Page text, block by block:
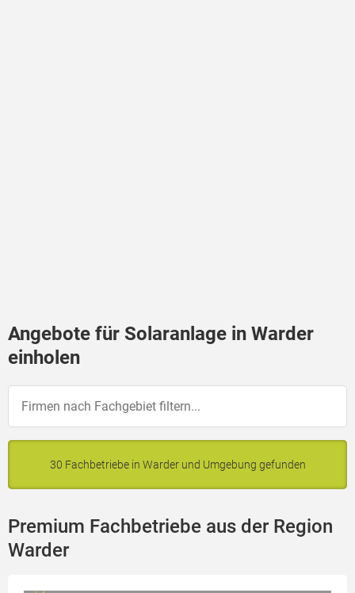
Angebote für Solaranlage in Warder
einholen
30 Fachbetriebe in Warder und Umgebung gefunden
Premium Fachbetriebe aus der Region
Warder